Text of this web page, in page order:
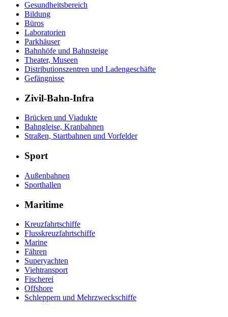
Gesundheitsbereich
Bildung
Büros
Laboratorien
Parkhäuser
Bahnhöfe und Bahnsteige
Theater, Museen
Distributionszentren und Ladengeschäfte
Gefängnisse
Zivil-Bahn-Infra
Brücken und Viadukte
Bahngleise, Kranbahnen
Straßen, Startbahnen und Vorfelder
Sport
Außenbahnen
Sporthallen
Maritime
Kreuzfahrtschiffe
Flusskreuzfahrtschiffe
Marine
Fähren
Superyachten
Viehtransport
Fischerei
Offshore
Schleppern und Mehrzweckschiffe